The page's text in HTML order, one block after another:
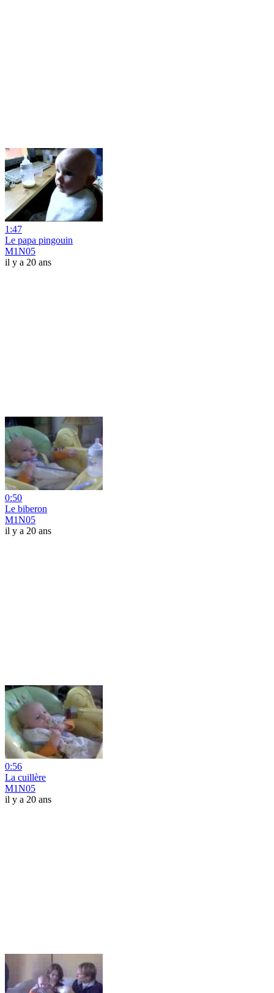
1:47
Le papa pingouin
M1N05
il y a 20 ans
0:50
Le biberon
M1N05
il y a 20 ans
0:56
La cuillère
M1N05
il y a 20 ans